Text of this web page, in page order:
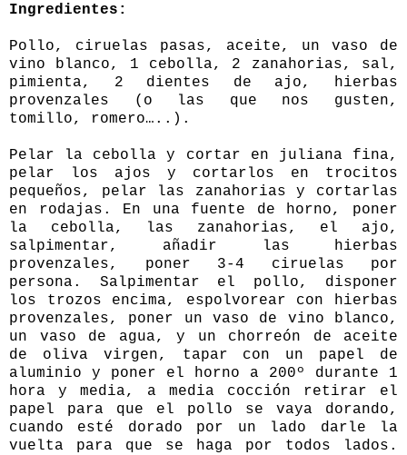
Ingredientes:
Pollo, ciruelas pasas, aceite, un vaso de
vino blanco, 1 cebolla, 2 zanahorias, sal,
pimienta, 2 dientes de ajo, hierbas
provenzales (o las que nos gusten,
tomillo, romero…..).
Pelar la cebolla y cortar en juliana fina,
pelar los ajos y cortarlos en trocitos
pequeños, pelar las zanahorias y cortarlas
en rodajas. En una fuente de horno, poner
la cebolla, las zanahorias, el ajo,
salpimentar, añadir las hierbas
provenzales, poner 3-4 ciruelas por
persona. Salpimentar el pollo, disponer
los trozos encima, espolvorear con hierbas
provenzales, poner un vaso de vino blanco,
un vaso de agua, y un chorreón de aceite
de oliva virgen, tapar con un papel de
aluminio y poner el horno a 200º durante 1
hora y media, a media cocción retirar el
papel para que el pollo se vaya dorando,
cuando esté dorado por un lado darle la
vuelta para que se haga por todos lados.